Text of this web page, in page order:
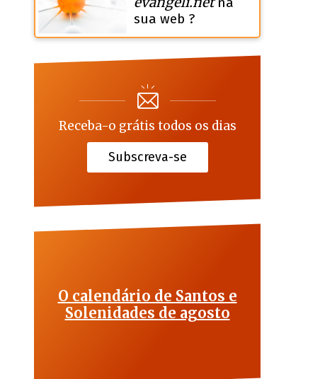
sua web ?
Receba-o grátis todos os dias
Subscreva-se
O calendário de Santos e
Solenidades de agosto